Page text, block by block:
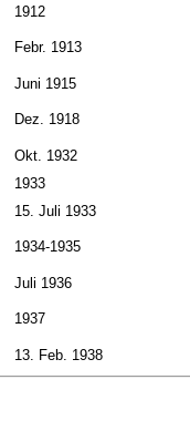
1912
Febr. 1913
Juni 1915
Dez. 1918
Okt. 1932
1933
15. Juli 1933
1934-1935
Juli 1936
1937
13. Feb. 1938